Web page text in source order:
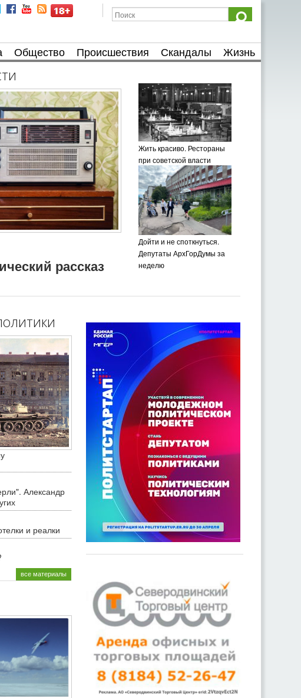
Общество Происшествия Скандалы Жизнь
рассказ
Жить красиво. Рестораны
при советской власти
Дойти и не споткнуться.
Депутаты АрхГорДумы за
неделю
Александр
и реалки
все материалы